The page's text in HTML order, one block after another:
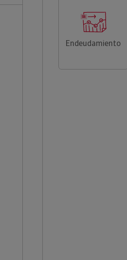
Endeudamiento